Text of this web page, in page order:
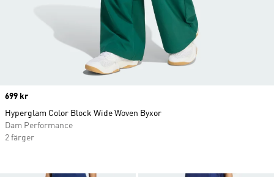
Price
699 kr
Hyperglam Color Block Wide Woven Byxor
Dam Performance
2 färger